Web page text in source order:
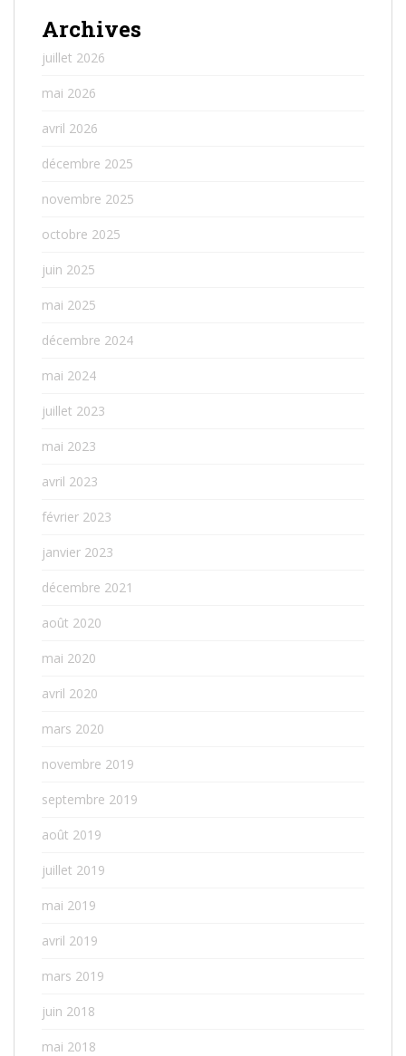
Archives
juillet 2026
mai 2026
avril 2026
décembre 2025
novembre 2025
octobre 2025
juin 2025
mai 2025
décembre 2024
mai 2024
juillet 2023
mai 2023
avril 2023
février 2023
janvier 2023
décembre 2021
août 2020
mai 2020
avril 2020
mars 2020
novembre 2019
septembre 2019
août 2019
juillet 2019
mai 2019
avril 2019
mars 2019
juin 2018
mai 2018